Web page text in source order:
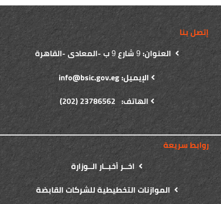
إتصل بنا
العنوان:9شارع9ب -المعادى -القاهرة
الإيميل: info@bsic.gov.eg
الهاتف: 23786562 (202)
روابط سريعة
اخــر أخبــار الــوزارة
الموازنات التخطيطية للشركات القابضة